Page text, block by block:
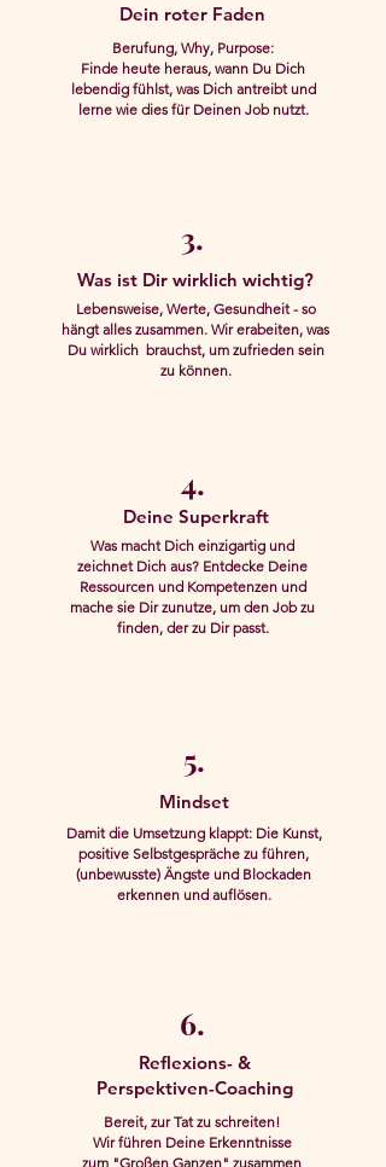
Dein roter Faden
Berufung, Why, Purpose:
Finde heute heraus, wann Du Dich
lebendig fühlst, was Dich antreibt und
lerne wie dies für Deinen Job nutzt.
3.
Was ist Dir wirklich wichtig?
Lebensweise, Werte, Gesundheit - so
hängtalles zusammen. Wir erabeiten, was
Du wirklich brauchst, um zufrieden sein
zu können.
4.
Deine Superkraft
Was macht Dich einzigartig und
zeichnet Dich aus? Entdecke Deine
Ressourcen und Kompetenzen und
mache sie Dirzunutze, um den Job zu
finden, der zu Dir passt.
5.
Mindset
Damit die Umsetzung klappt: Die Kunst,
positive Selbstgespräche zu führen,
(unbewusste) Ängste und Blockaden
erkennen und auflösen.
6.
Reflexions- &
Perspektiven-Coaching
Bereit, zur Tat zu schreiten!
Wir führen Deine Erkenntnisse
zum "Großen Ganzen" zusammen